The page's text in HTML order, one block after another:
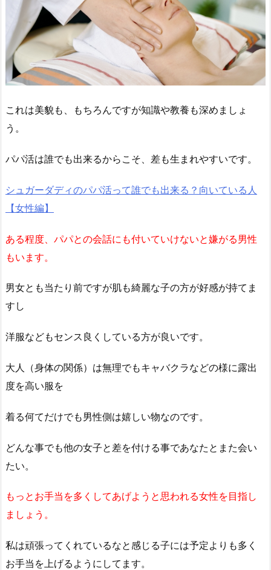
これは美貌も、もちろんですが知識や教養も深めましょ
う。
パパ活は誰でも出来るからこそ、差も生まれやすいです。
シュガーダディのパパ活って誰でも出来る？向いている人
【女性編】
ある程度、パパとの会話にも付いていけないと嫌がる男性
もいます。
男女とも当たり前ですが肌も綺麗な子の方が好感が持てま
すし
洋服などもセンス良くしている方が良いです。
大人（身体の関係）は無理でもキャバクラなどの様に露出
度を高い服を
着る何てだけでも男性側は嬉しい物なのです。
どんな事でも他の女子と差を付ける事であなたとまた会い
たい。
もっとお手当を多くしてあげようと思われる女性を目指し
ましょう。
私は頑張ってくれているなと感じる子には予定よりも多く
お手当を上げるようにしてます。